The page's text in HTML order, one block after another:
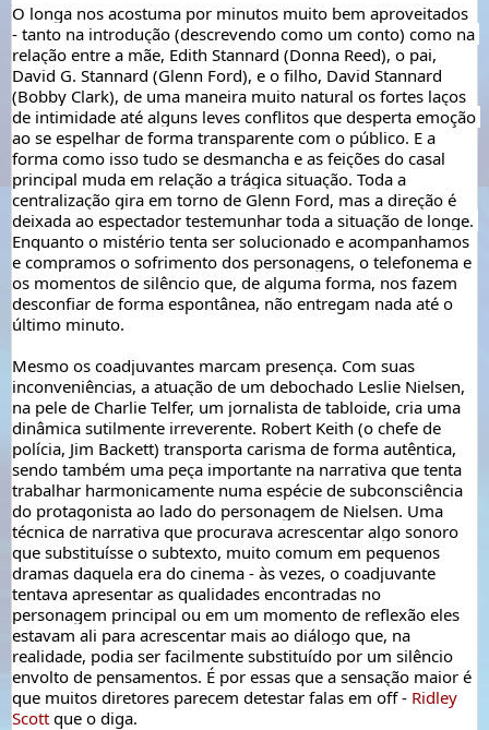
O longa nos acostuma por minutos muito bem aproveitados
- tanto na introdução (descrevendo como um conto) como na
relação entre a mãe, Edith Stannard (Donna Reed), o pai,
David G. Stannard (Glenn Ford), e o filho, David Stannard
(Bobby Clark), de uma maneira muito natural os fortes laços
de intimidade até alguns leves conflitos que desperta emoção
ao se espelhar de forma transparente com o público. E a
forma como isso tudo se desmancha e as feições do casal
principal muda em relação a trágica situação. Toda a
centralização gira em torno de Glenn Ford, mas a direção é
deixada ao espectador testemunhar toda a situação de longe.
Enquanto o mistério tenta ser solucionado e acompanhamos
e compramos o sofrimento dos personagens, o telefonema e
os momentos de silêncio que, de alguma forma, nos fazem
desconfiar de forma espontânea, não entregam nada até o
último minuto.
Mesmo os coadjuvantes marcam presença. Com suas
inconveniências, a atuação de um debochado Leslie Nielsen,
na pele de Charlie Telfer, um jornalista de tabloide, cria uma
dinâmica sutilmente irreverente. Robert Keith (o chefe de
polícia, Jim Backett) transporta carisma de forma autêntica,
sendo também uma peça importante na narrativa que tenta
trabalhar harmonicamente numa espécie de subconsciência
do protagonista ao lado do personagem de Nielsen. Uma
técnica de narrativa que procurava acrescentar algo sonoro
que substituísse o subtexto, muito comum em pequenos
dramas daquela era do cinema - às vezes, o coadjuvante
tentava apresentar as qualidades encontradas no
personagem principal ou em um momento de reflexão eles
estavam ali para acrescentar mais ao diálogo que, na
realidade, podia ser facilmente substituído por um silêncio
envolto de pensamentos. É por essas que a sensação maior é
que muitos diretores parecem detestar falas em off - Ridley
Scott que o diga.